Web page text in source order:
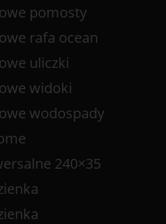
pomosty
rafa ocean
uliczki
widoki
wodospady
240×35